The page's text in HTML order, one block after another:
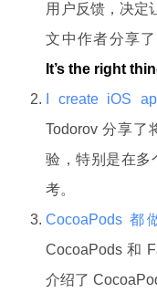
用户反馈，决定
文中作者分享了
It’s the right
I create iOS
Todorov 分享了
验，特别是在多
考。
CocoaPods 都
CocoaPods 和
介绍了